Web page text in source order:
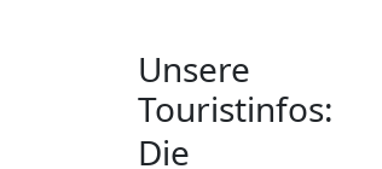
Unsere
Touristinfos:
Die